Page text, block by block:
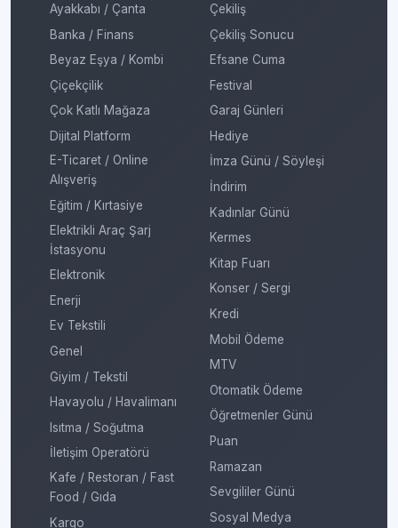
Ayakkabı / Çanta
Banka / Finans
Beyaz Eşya / Kombi
Çiçekçilik
Çok Katlı Mağaza
Dijital Platform
E-Ticaret / Online
Alışveriş
Eğitim / Kırtasiye
Elektrikli Araç Şarj
İstasyonu
Elektronik
Enerji
Ev Tekstili
Genel
Giyim / Tekstil
Havayolu / Havalimanı
Isıtma / Soğutma
İletişim Operatörü
Kafe / Restoran / Fast
Food / Gıda
Kargo
Çekiliş
Çekiliş Sonucu
Efsane Cuma
Festival
Garaj Günleri
Hediye
İmza Günü / Söyleşi
İndirim
Kadınlar Günü
Kermes
Kitap Fuarı
Konser / Sergi
Kredi
Mobil Ödeme
MTV
Otomatik Ödeme
Öğretmenler Günü
Puan
Ramazan
Sevgililer Günü
Sosyal Medya